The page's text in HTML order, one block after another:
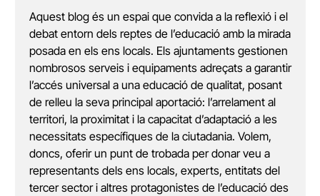
Aquest blog és un espai que convida a la reflexió i el
debat entorn dels reptes de l’educació amb la mirada
posada en els ens locals. Els ajuntaments gestionen
nombrosos serveis i equipaments adreçats a garantir
l’accés universal a una educació de qualitat, posant
de relleu la seva principal aportació: l’arrelament al
territori, la proximitat i la capacitat d’adaptació a les
necessitats específiques de la ciutadania. Volem,
doncs, oferir un punt de trobada per donar veu a
representants dels ens locals, experts, entitats del
tercer sector i altres protagonistes de l’educació des